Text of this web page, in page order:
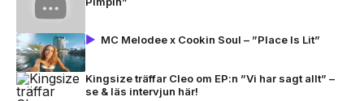
MC Melodee x Cookin Soul – ”Place Is Lit”
Kingsize träffar Cleo om EP:n ”Vi har sagt allt” –
se & läs intervjun här!